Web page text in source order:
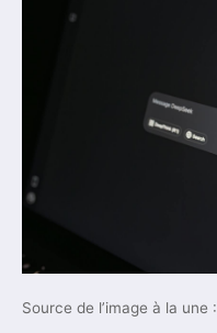
Source de l’image à la une :